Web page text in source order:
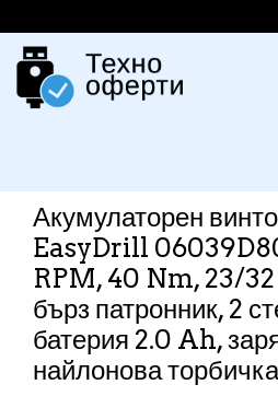
Акумулаторен
EasyDrill
RPM, 40 Nm, 23/
бърз патронник, 2
батерия 2.0 Ah,
найлонова торбичка